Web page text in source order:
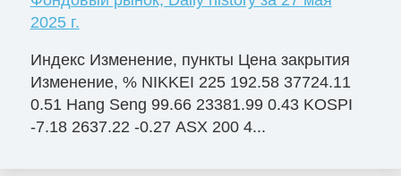
2025 г.
Индекс Изменение, пункты Цена закрытия
Изменение, % NIKKEI 225 192.58 37724.11
0.51 Hang Seng 99.66 23381.99 0.43 KOSPI
-7.18 2637.22 -0.27 ASX 200 4...